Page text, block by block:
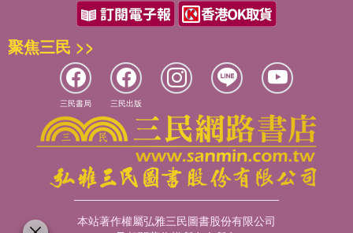
聚焦三民 >>
三民書局 三民出版
本站著作權屬弘雅三民圖書股份有限公司